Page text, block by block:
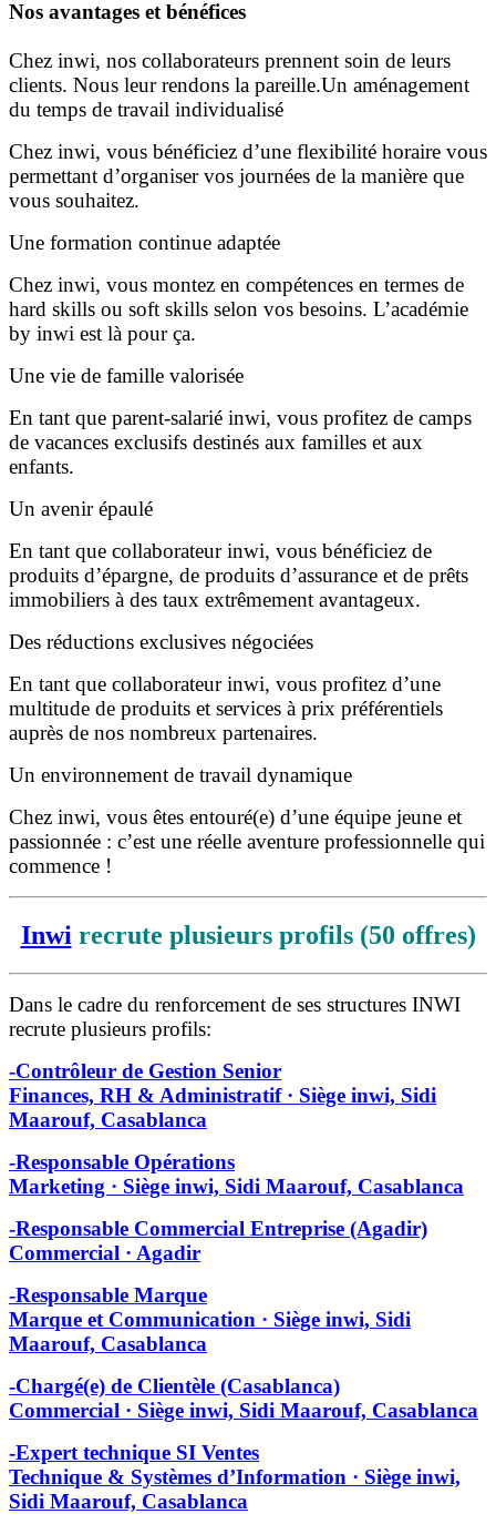
Nos avantages et bénéfices
Chez inwi, nos collaborateurs prennent soin de leurs
clients. Nous leur rendons la pareille.Un aménagement
du temps de travail individualisé
Chez inwi, vous bénéficiez d’une flexibilité horaire vous
permettant d’organiser vos journées de la manière que
vous souhaitez.
Une formation continue adaptée
Chez inwi, vous montez en compétences en termes de
hard skills ou soft skills selon vos besoins. L’académie
by inwi est là pour ça.
Une vie de famille valorisée
En tant que parent-salarié inwi, vous profitez de camps
de vacances exclusifs destinés aux familles et aux
enfants.
Un avenir épaulé
En tant que collaborateur inwi, vous bénéficiez de
produits d’épargne, de produits d’assurance et de prêts
immobiliers à des taux extrêmement avantageux.
Des réductions exclusives négociées
En tant que collaborateur inwi, vous profitez d’une
multitude de produits et services à prix préférentiels
auprès de nos nombreux partenaires.
Un environnement de travail dynamique
Chez inwi, vous êtes entouré(e) d’une équipe jeune et
passionnée : c’est une réelle aventure professionnelle qui
commence !
Inwi recrute plusieurs profils (50 offres)
Dans le cadre du renforcement de ses structures INWI
recrute plusieurs profils:
-Contrôleur de Gestion Senior
Finances, RH & Administratif · Siège inwi, Sidi
Maarouf, Casablanca
-Responsable Opérations
Marketing · Siège inwi, Sidi Maarouf, Casablanca
-Responsable Commercial Entreprise (Agadir)
Commercial · Agadir
-Responsable Marque
Marque et Communication · Siège inwi, Sidi
Maarouf, Casablanca
-Chargé(e) de Clientèle (Casablanca)
Commercial · Siège inwi, Sidi Maarouf, Casablanca
-Expert technique SI Ventes
Technique & Systèmes d’Information · Siège inwi,
Sidi Maarouf, Casablanca